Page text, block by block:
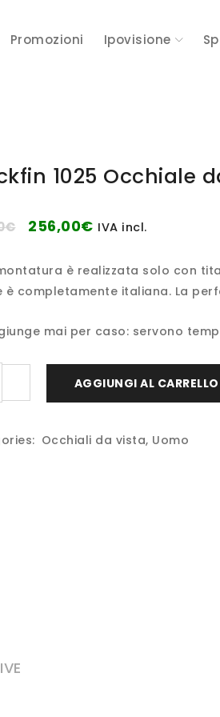
Promozioni Ipovisione
1025 Occhiale
€ 256,00€ IVA incl.
è realizzata solo con
è completamente italiana. La
mai per caso: servono
AGGIUNGI AL CARRELLO
Occhiali da vista, Uomo